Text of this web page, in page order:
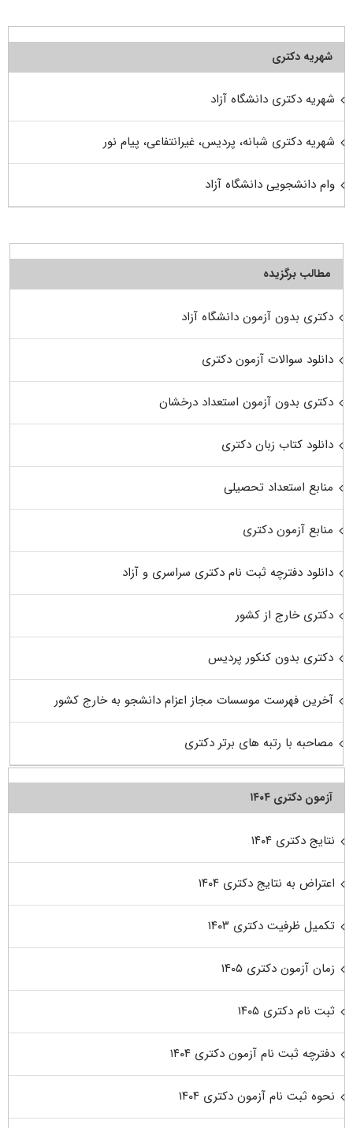
شهریه دکتری
شهریه دکتری دانشگاه آزاد
شهریه دکتری شبانه، پردیس، غیرانتفاعی، پیام نور
وام دانشجویی دانشگاه آزاد
مطالب برگزیده
دکتری بدون آزمون دانشگاه آزاد
دانلود سوالات آزمون دکتری
دکتری بدون آزمون استعداد درخشان
دانلود کتاب زبان دکتری
منابع استعداد تحصیلی
منابع آزمون دکتری
دانلود دفترچه ثبت نام دکتری سراسری و آزاد
دکتری خارج از کشور
دکتری بدون کنکور پردیس
آخرین فهرست موسسات مجاز اعزام دانشجو به خارج کشور
مصاحبه با رتبه های برتر دکتری
آزمون دکتری ۱۴۰۴
نتایج دکتری ۱۴۰۴
اعتراض به نتایج دکتری ۱۴۰۴
تکمیل ظرفیت دکتری ۱۴۰۳
زمان آزمون دکتری ۱۴۰۵
ثبت نام دکتری ۱۴۰۵
دفترچه ثبت نام آزمون دکتری ۱۴۰۴
نحوه ثبت نام آزمون دکتری ۱۴۰۴